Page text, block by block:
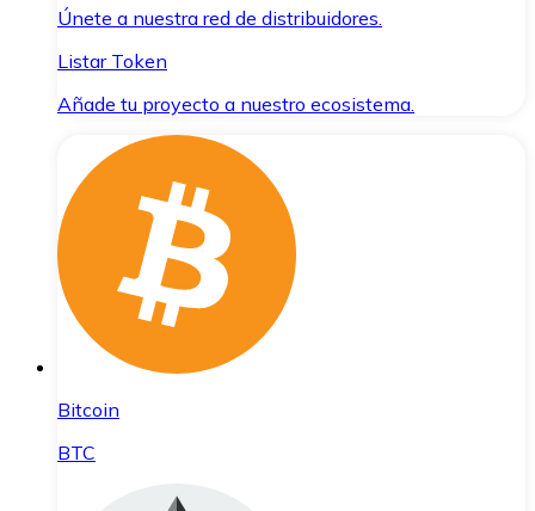
Únete a nuestra red de distribuidores.
Listar Token
Añade tu proyecto a nuestro ecosistema.
Bitcoin
BTC